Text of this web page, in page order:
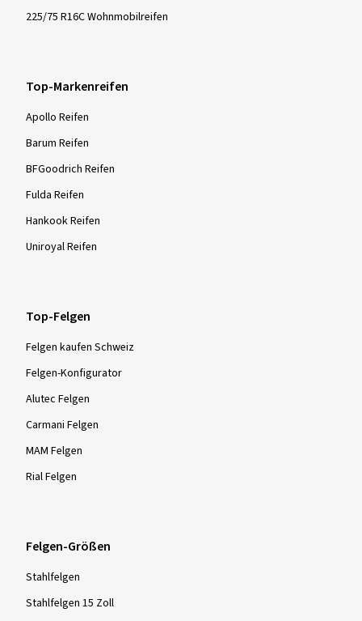
225/75 R16C Wohnmobilreifen
Top-Markenreifen
Apollo Reifen
Barum Reifen
BFGoodrich Reifen
Fulda Reifen
Hankook Reifen
Uniroyal Reifen
Top-Felgen
Felgen kaufen Schweiz
Felgen-Konfigurator
Alutec Felgen
Carmani Felgen
MAM Felgen
Rial Felgen
Felgen-Größen
Stahlfelgen
Stahlfelgen 15 Zoll